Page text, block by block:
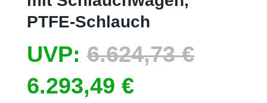
PTFE-Schlauch
UVP: 6.624,73€
6.293,49 €Aktueller